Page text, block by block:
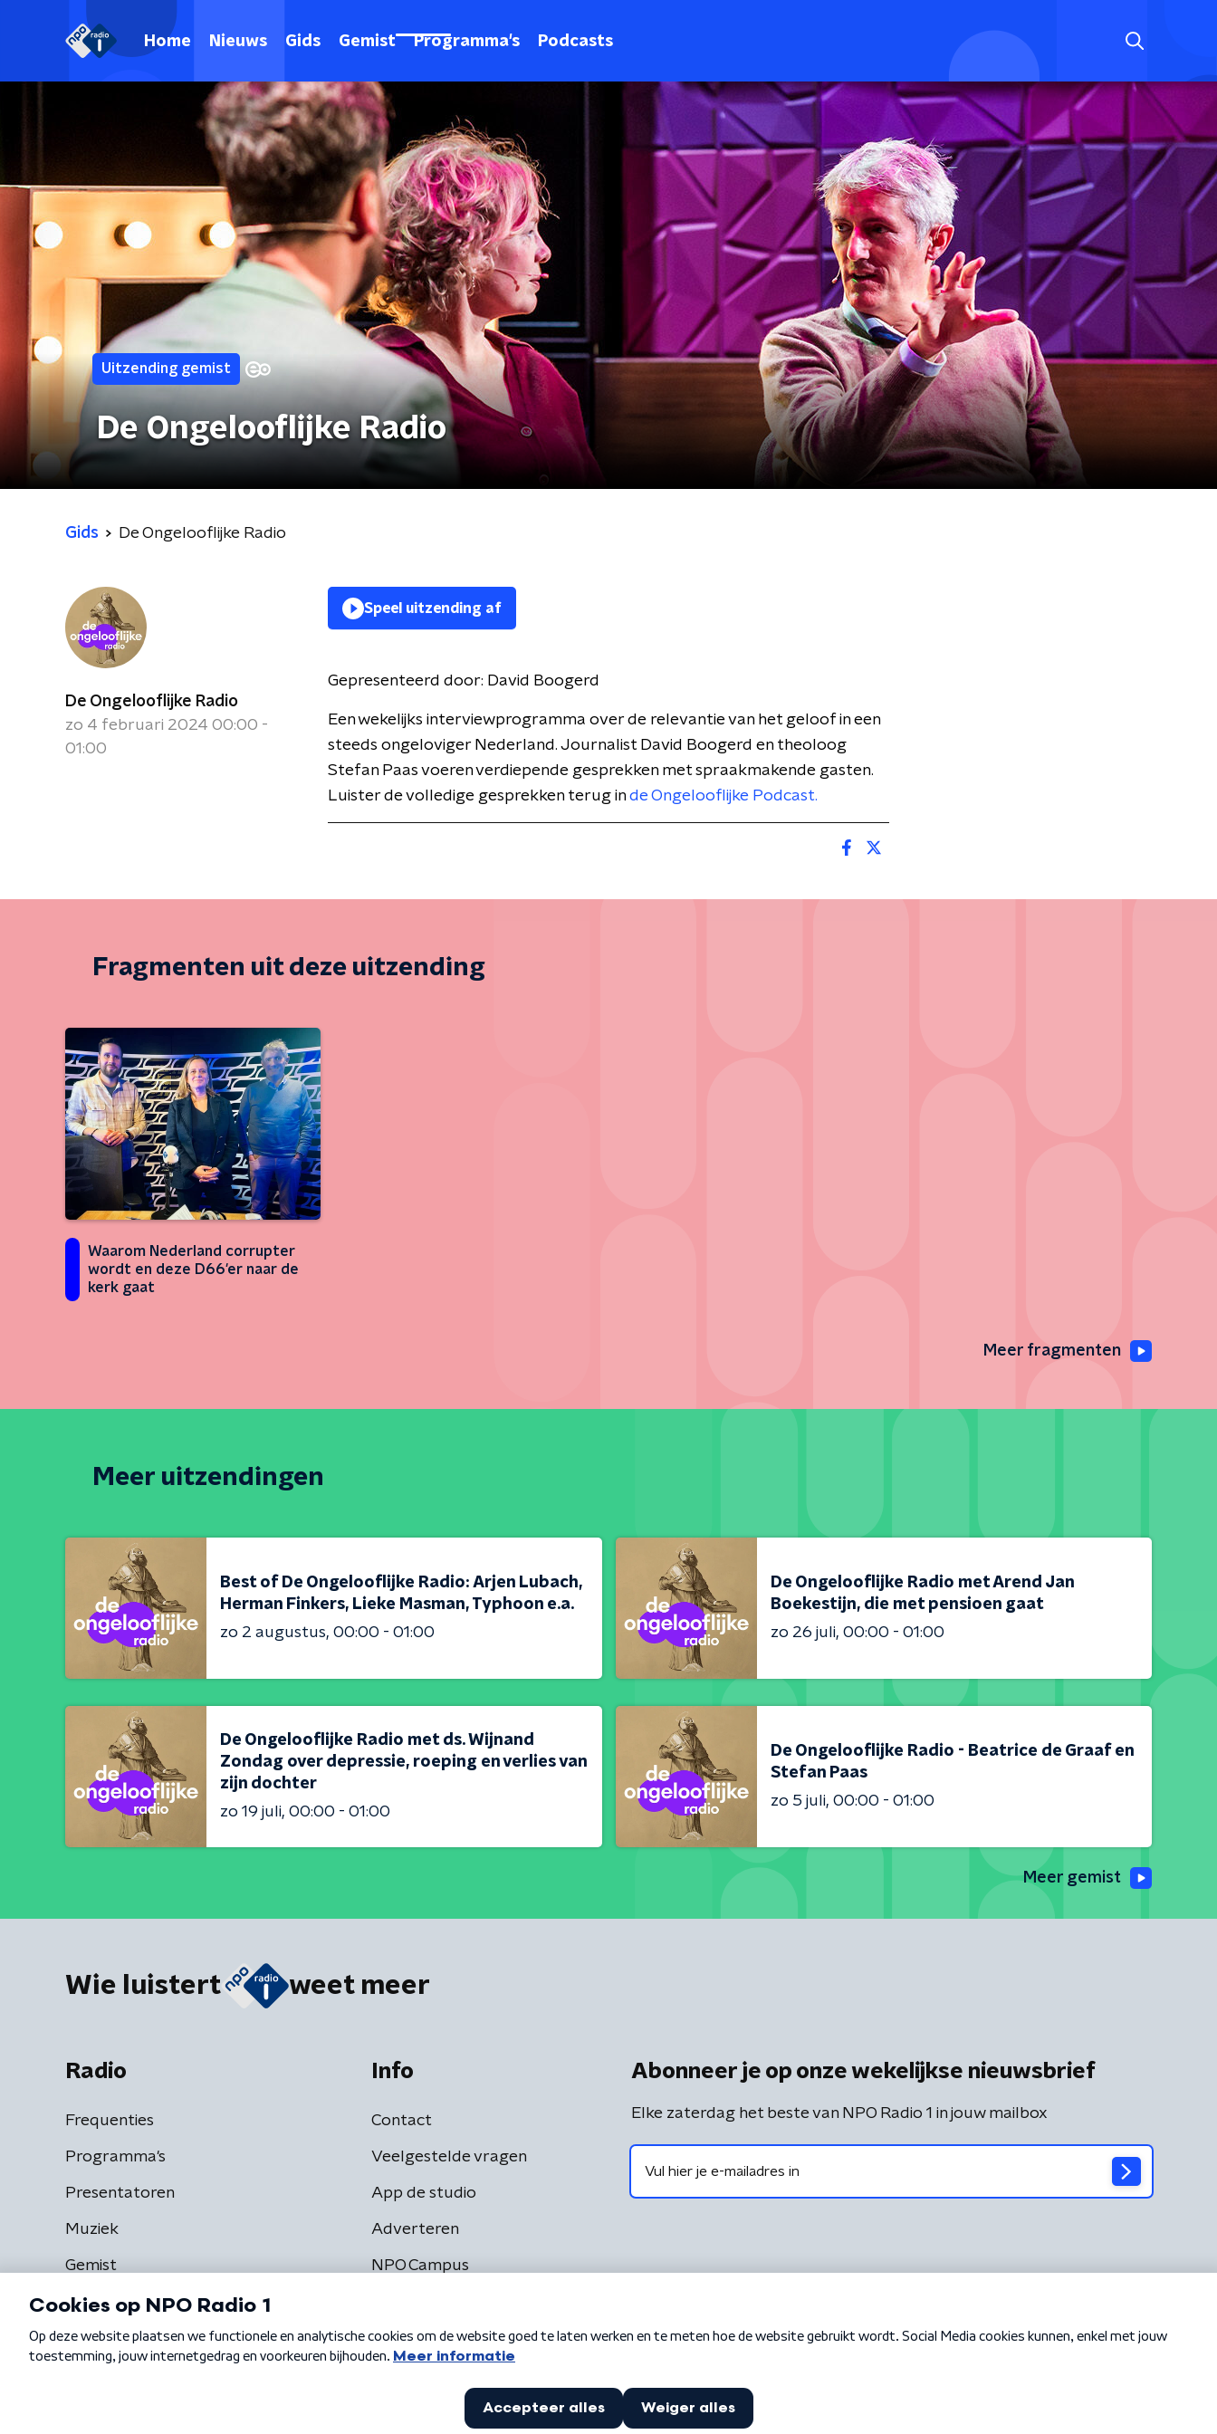
Home Nieuws Gids Gemist Programma's Podcasts
Uitzending gemist
De Ongelooflijke Radio
Gids De Ongelooflijke Radio
De Ongelooflijke Radio
zo 4 februari 2024 00:00 -
01:00
Speel uitzending af
Gepresenteerd door: David Boogerd
Een wekelijks interviewprogramma over de relevantie van het geloof in een
steeds ongeloviger Nederland. Journalist David Boogerd en theoloog
Stefan Paas voeren verdiepende gesprekken met spraakmakende gasten.
Luister de volledige gesprekken terug inde Ongelooflijke Podcast.
Fragmenten uit deze uitzending
Waarom Nederland corrupter
wordt en deze D66'er naar de
kerk gaat
Meer fragmenten
Meer uitzendingen
Best of De Ongelooflijke Radio: Arjen Lubach,
Herman Finkers, Lieke Masman, Typhoon e.a.
zo 2 augustus 00:00 - 01:00
De Ongelooflijke Radio met Arend Jan
Boekestijn, die met pensioen gaat
zo 26 juli 00:00 - 01:00
De Ongelooflijke Radio met ds. Wijnand
Zondag over depressie, roeping en verlies van
zijn dochter
zo 19 juli 00:00 - 01:00
De Ongelooflijke Radio - Beatrice de Graaf en
Stefan Paas
zo 5 juli 00:00 - 01:00
Meer gemist
Wie luistert weet meer
Radio
Frequenties
Programma's
Presentatoren
Muziek
Gemist
Info
Contact
Veelgestelde vragen
App de studio
Adverteren
NPO Campus
Abonneer je op onze wekelijkse nieuwsbrief
Elke zaterdag het beste van NPO Radio 1 in jouw mailbox
Algemene voorwaarden Privacybeleid